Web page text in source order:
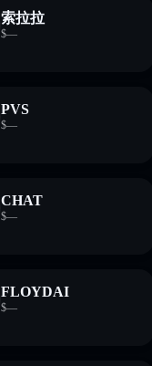
索拉拉
$—
PVS
$—
CHAT
$—
FLOYDAI
$—